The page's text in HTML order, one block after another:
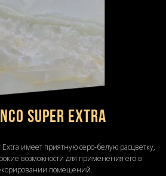
Super Extra
имеет приятную серо-белую расцветку,
возможности для применения его в
помещений.